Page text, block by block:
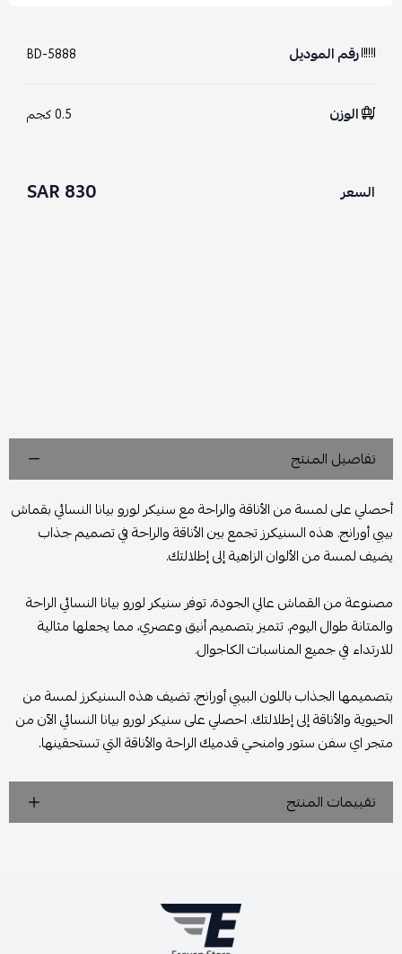
رقم الموديل BD-5888
الوزن 0.5 كجم
السعر 830 SAR
تفاصيل المنتج
أحصلي على لمسة من الأناقة والراحة مع سنيكر لورو بيانا النسائي بقماش
بيبي أورانج. هذه السنيكرز تجمع بين الأناقة والراحة في تصميم جذاب
يضيف لمسة من الألوان الزاهية إلى إطلالتك.
مصنوعة من القماش عالي الجودة، توفر سنيكر لورو بيانا النسائي الراحة
والمتانة طوال اليوم. تتميز بتصميم أنيق وعصري، مما يجعلها مثالية
للارتداء في جميع المناسبات الكاجوال.
بتصميمها الجذاب باللون البيبي أورانج، تضيف هذه السنيكرز لمسة من
الحيوية والأناقة إلى إطلالتك. احصلي على سنيكر لورو بيانا النسائي الآن من
متجر اي سفن ستور وامنحي قدميك الراحة والأناقة التي تستحقينها.
تقييمات المنتج